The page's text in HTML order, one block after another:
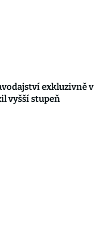
exkluzivně v
vyšší stupeň